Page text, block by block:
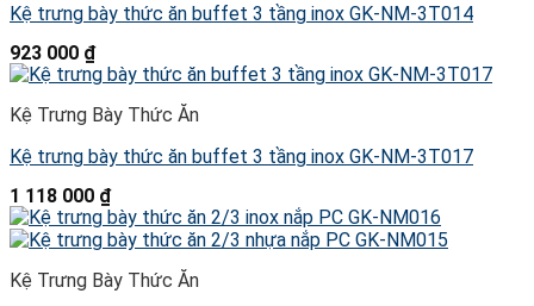
Kệ trưng bày thức ăn buffet 3 tầng inox GK-NM-3T014
923 000 ₫
Kệ Trưng Bày Thức Ăn
Kệ trưng bày thức ăn buffet 3 tầng inox GK-NM-3T017
1 118 000 ₫
Kệ Trưng Bày Thức Ăn